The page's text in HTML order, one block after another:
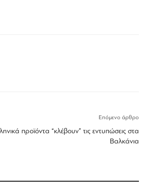
Επόμενο άρθρο
προϊόντα “κλέβουν” τις εντυπώσεις στα
Βαλκάνια